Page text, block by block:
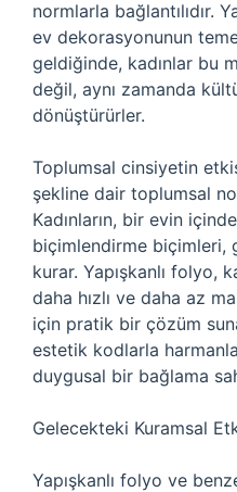
normlarla bağlantılıdır.
ev dekorasyonunun
geldiğinde, kadınlar bu
değil, aynı zamanda
dönüştürürler.
Toplumsal cinsiyetin
şekline dair toplumsal
Kadınların, bir evin
biçimlendirme biçimleri,
kurar. Yapışkanlı folyo,
daha hızlı ve daha az
için pratik bir çözüm
estetik kodlarla
duygusal bir bağlama
Gelecekteki Kuramsal
Yapışkanlı folyo ve